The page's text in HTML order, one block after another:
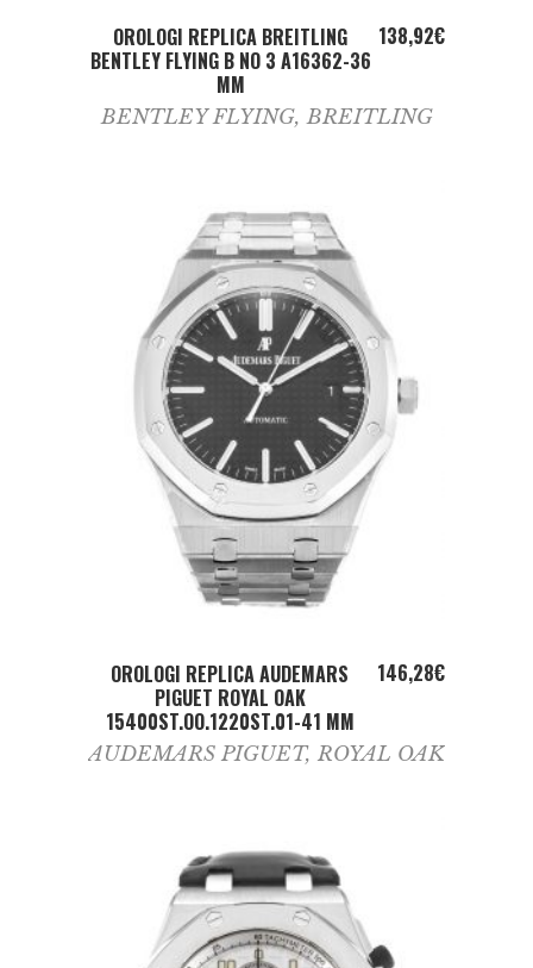
ADD TO CART
OROLOGI REPLICA BREITLING
BENTLEY FLYING B NO 3 A16362-36
MM
138,92€
BENTLEY FLYING,BREITLING
ADD TO CART
OROLOGI REPLICA AUDEMARS
PIGUET ROYAL OAK
15400ST.OO.1220ST.01-41 MM
146,28€
AUDEMARS PIGUET, ROYAL OAK